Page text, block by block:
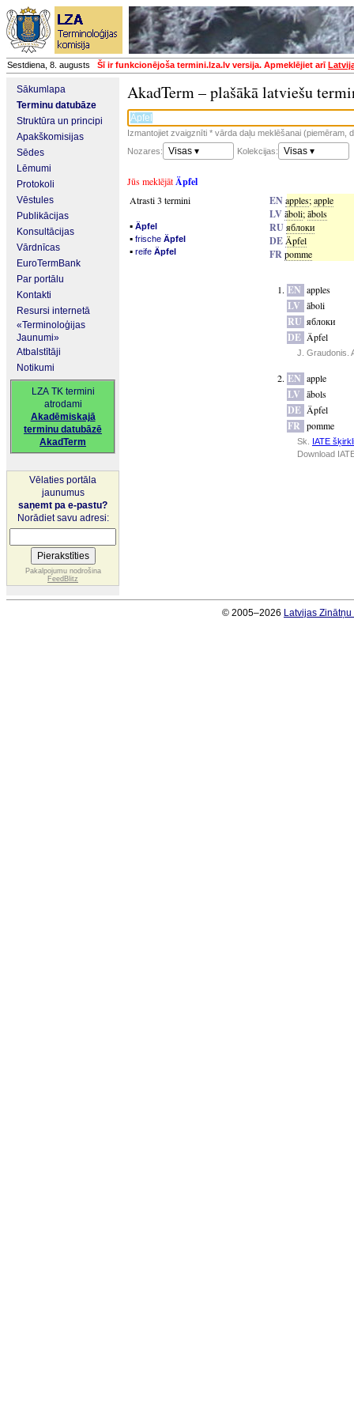
Sestdiena, 8. augusts Šī ir funkcionējoša termini.lza.lv versija. Apmeklējiet arī
Sākumlapa
Terminu datubāze
Struktūra un principi
Apakškomisijas
Sēdes
Lēmumi
Protokoli
Vēstules
Publikācijas
Konsultācijas
Vārdnīcas
EuroTermBank
Par portālu
Kontakti
Resursi internetā
«Terminoloģijas
Jaunumi»
Atbalstītāji
Notikumi
LZA TK termini
atrodami
Akadēmiskajā
terminu datubāzē
AkadTerm
Vēlaties portāla
jaunumus
saņemt pa e-pastu?
Norādiet savu adresi:
Pakalpojumu nodrošina
FeedBlitz
AkadTerm – plašākā latviešu
Izmantojiet zvaigznīti * vārda daļu meklēšanai (piemēram,
Nozares:
Visas ▾ Kolekcijas: Visas ▾
Jūs meklējātÄpfel
Atrasti 3 termini
▪ Äpfel
▪ frische Äpfel
▪ reife Äpfel
ENapples;apple
LVāboli;ābols
RUяблоки
DE Äpfel
FRpomme
EN apples
LV āboli
RU яблоки
DE Äpfel
J. Graudonis.
EN apple
LV ābols
DE Äpfel
FR pomme
Sk. IATE šķirkli
Download
© 2005–2026 Latvijas